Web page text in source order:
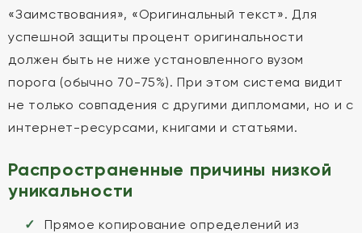
«Заимствования», «Оригинальный текст». Для
успешной защиты процент оригинальности
должен быть не ниже установленного вузом
порога (обычно 70-75%). При этом система видит
не только совпадения с другими дипломами, но и с
интернет-ресурсами, книгами и статьями.
Распространенные причины низкой
уникальности
Прямое копирование определений из